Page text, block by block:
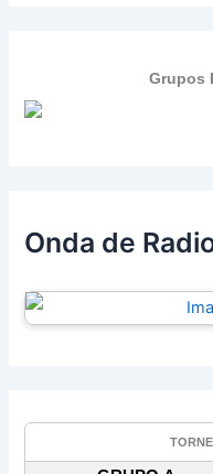
Grupos
Onda de